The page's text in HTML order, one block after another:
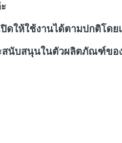
ดให้ใช้งานได้ตามปกติโดย
นับสนุนในตัวผลิตภัณฑ์ขอ